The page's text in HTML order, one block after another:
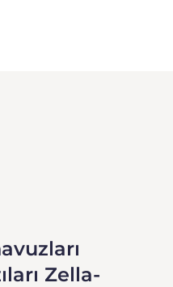
Zella-